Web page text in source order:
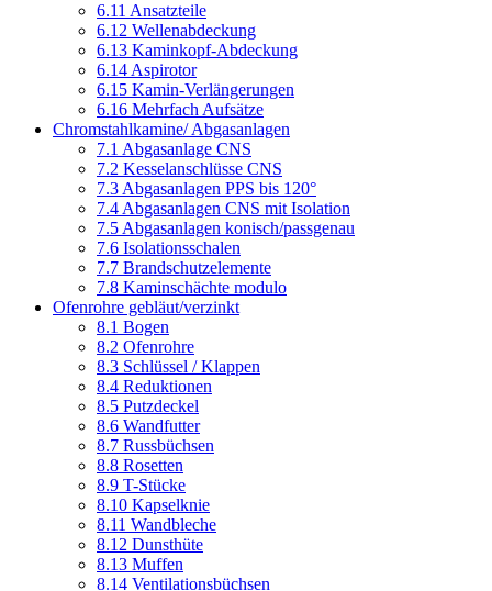
6.11 Ansatzteile
6.12 Wellenabdeckung
6.13 Kaminkopf-Abdeckung
6.14 Aspirotor
6.15 Kamin-Verlängerungen
6.16 Mehrfach Aufsätze
Chromstahlkamine/ Abgasanlagen
7.1 Abgasanlage CNS
7.2 Kesselanschlüsse CNS
7.3 Abgasanlagen PPS bis 120°
7.4 Abgasanlagen CNS mit Isolation
7.5 Abgasanlagen konisch/passgenau
7.6 Isolationsschalen
7.7 Brandschutzelemente
7.8 Kaminschächte modulo
Ofenrohre gebläut/verzinkt
8.1 Bogen
8.2 Ofenrohre
8.3 Schlüssel / Klappen
8.4 Reduktionen
8.5 Putzdeckel
8.6 Wandfutter
8.7 Russbüchsen
8.8 Rosetten
8.9 T-Stücke
8.10 Kapselknie
8.11 Wandbleche
8.12 Dunsthüte
8.13 Muffen
8.14 Ventilationsbüchsen